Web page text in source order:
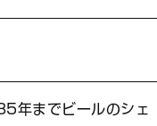
年までビールのシェ